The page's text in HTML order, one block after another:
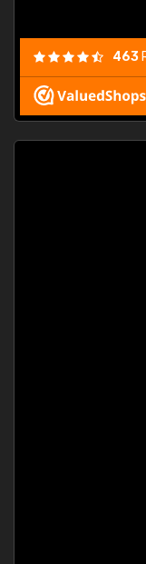
463